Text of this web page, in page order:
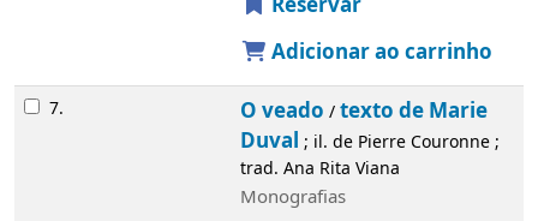
Adicionar ao carrinho
7. O veado /texto de Marie
Duval ; il. de Pierre Couronne ;
trad. Ana Rita Viana
Monografias